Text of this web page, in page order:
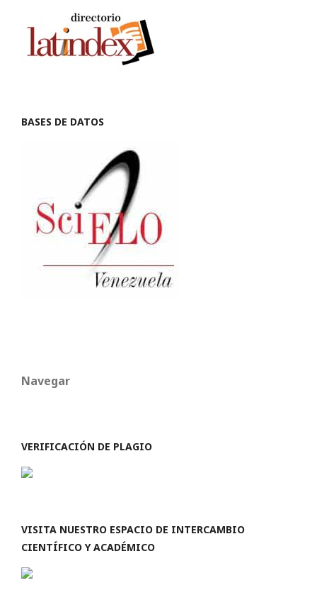
BASES DE DATOS
Navegar
VERIFICACIÓN DE PLAGIO
VISITA NUESTRO ESPACIO DE INTERCAMBIO
CIENTÍFICO Y ACADÉMICO